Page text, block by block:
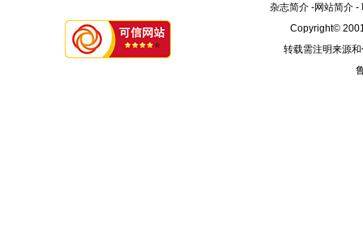
杂志简介-网站简介-
Copyright©
转载需注明来源